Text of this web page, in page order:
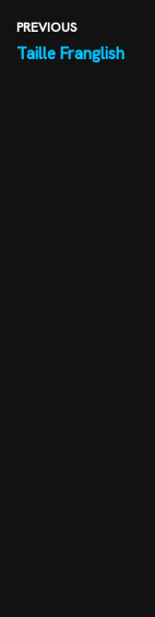
PREVIOUS
Taille Franglish